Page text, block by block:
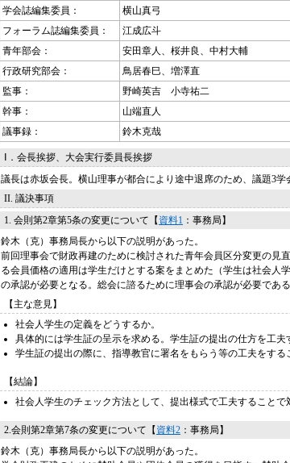
学会誌編集委員：
横山真弓
フォーラム誌編集委員：
江成広斗
青年部会：
安田章人、桜井良、中村大輔
行政研究部会：
鳥居春巳、増澤直
監事：
野崎英吉 小寺祐二
幹事：
山端直人
議事録：
鈴木克哉
Ⅰ．会長挨拶、大会実行委員長挨拶
議長は赤坂会長。横山理事が都合により途中退席のため、議題3
II. 議決事項
1. 会則第2章第5条の変更について【 資料1 ：事務局】
鈴木（克）事務局長から以下の説明があった。
前回理事会で財政再建のために検討された青年会員区分変更の見
る会員価格の適用は学生だけとする案をまとめた（学生は社会
の承認が必要となる。総会に諮るために理事会の承認が必要であ
【主な意見】
社会人学生の定義をどうするか。
具体的には学生証の呈示を求める。学生証の提出の仕方を工夫
学生証の提出の際に、指導教官に署名をもらう等の工夫をする
【結論】
社会人学生のチェック方法として、提出様式で工夫すること
2.会則第2章第7条の変更について【 資料2 ：事務局】
鈴木（克）事務局長から以下の説明があった。